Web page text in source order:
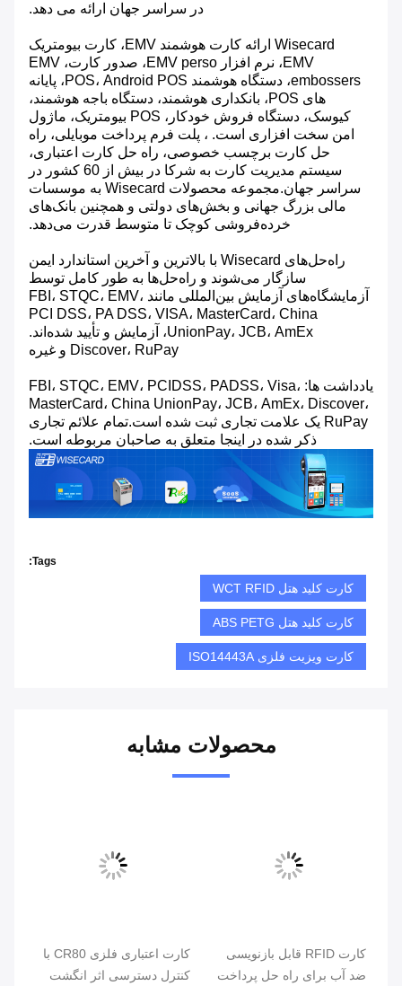
در سراسر جهان ارائه می دهد.
Wisecard ارائه کارت هوشمند EMV، کارت بیومتریک
EMV، نرم افزار EMV perso، صدور کارت، EMV
embossers، دستگاه هوشمند POS، Android POS، پایانه
های POS، بانکداری هوشمند، دستگاه باجه هوشمند،
کیوسک، دستگاه فروش خودکار، POS بیومتریک، ماژول
امن سخت افزاری است. ، پلت فرم پرداخت موبایلی، راه
حل کارت برچسب خصوصی، راه حل کارت اعتباری،
سیستم مدیریت کارت به شرکا در بیش از 60 کشور در
سراسر جهان.مجموعه محصولات Wisecard به موسسات
مالی بزرگ جهانی و بخش‌های دولتی و همچنین بانک‌های
خرده‌فروشی کوچک تا متوسط ​​قدرت می‌دهد.
راه‌حل‌های Wisecard با بالاترین و آخرین استاندارد ایمن
سازگار می‌شوند و راه‌حل‌ها به طور کامل توسط
آزمایشگاه‌های آزمایش بین‌المللی مانند FBI، STQC، EMV،
PCI DSS، PA DSS، VISA، MasterCard، China
UnionPay، JCB، AmEx، آزمایش و تأیید شده‌اند.
Discover، RuPay و غیره
یادداشت ها: FBI، STQC، EMV، PCIDSS، PADSS، Visa،
MasterCard، China UnionPay، JCB، AmEx، Discover،
RuPay یک علامت تجاری ثبت شده است.تمام علائم تجاری
ذکر شده در اینجا متعلق به صاحبان مربوطه است.
Tags:
کارت کلید هتل WCT RFID
کارت کلید هتل ABS PETG
کارت ویزیت فلزی ISO14443A
محصولات مشابه
کارت RFID قابل بازنویسی
ضد آب برای راه حل پرداخت
کارت اعتباری فلزی CR80 با
کنترل دسترسی اثر انگشت